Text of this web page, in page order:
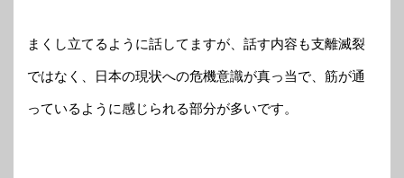
まくし立てるように話してますが、話す内容も支離滅裂
ではなく、日本の現状への危機意識が真っ当で、筋が通
っているように感じられる部分が多いです。